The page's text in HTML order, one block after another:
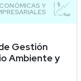
Gestión
Ambiente y